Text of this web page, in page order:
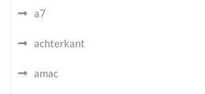
a7
achterkant
amac